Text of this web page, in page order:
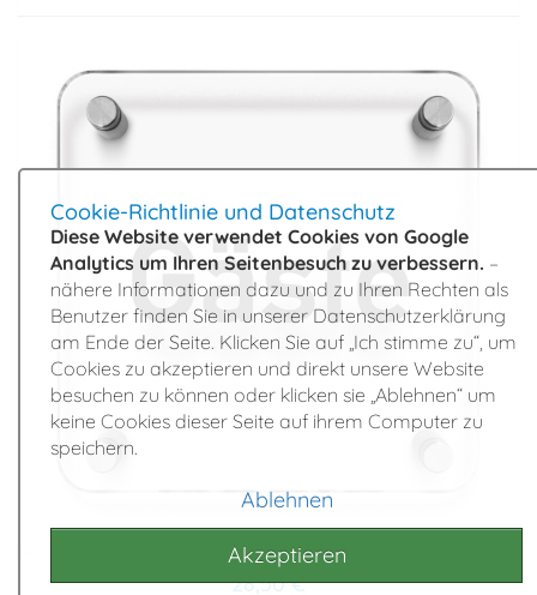
28,50 €
Cookie-Richtlinie und Datenschutz
Diese Website verwendet Cookies von Google
Analytics um Ihren Seitenbesuch zu verbessern. –
nähere Informationen dazu und zu Ihren Rechten als
Benutzer finden Sie in unserer Datenschutzerklärung
am Ende der Seite. Klicken Sie auf „Ich stimme zu“, um
Cookies zu akzeptieren und direkt unsere Website
besuchen zu können oder klicken sie „Ablehnen“ um
keine Cookies dieser Seite auf ihrem Computer zu
speichern.
Ablehnen
Akzeptieren